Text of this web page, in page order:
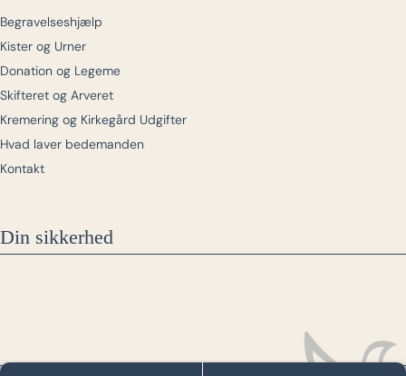
Begravelseshjælp
Kister og Urner
Donation og Legeme
Skifteret og Arveret
Kremering og Kirkegård Udgifter
Hvad laver bedemanden
Kontakt
Din sikkerhed